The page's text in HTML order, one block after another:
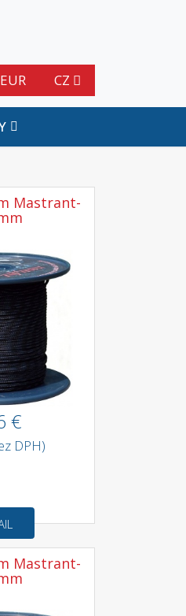
CZ
EUR
Mastrant-
€
DPH)
Mastrant-